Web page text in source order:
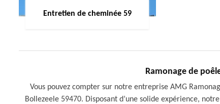
Entretien de cheminée 59
Ramonage de
Vous pouvez compter sur notre entreprise AMG
Bollezeele 59470. Disposant d’une solide expérience,